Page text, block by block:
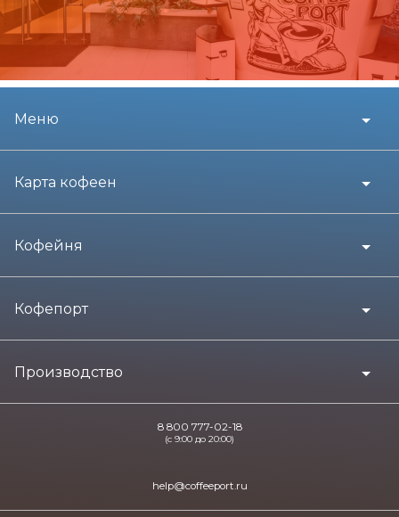
Меню
Карта кофеен
Кофейня
Кофепорт
Производство
8 800 777-02-18
(с 9:00 до 20:00)
help@coffeeport.ru